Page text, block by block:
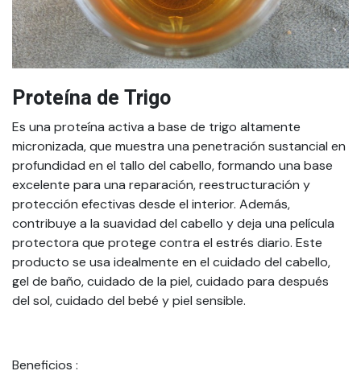
Proteína de Trigo
Es una proteína activa a base de trigo altamente
micronizada, que muestra una penetración sustancial en
profundidad en el tallo del cabello, formando una base
excelente para una reparación, reestructuración y
protección efectivas desde el interior. Además,
contribuye a la suavidad del cabello y deja una película
protectora que protege contra el estrés diario. Este
producto se usa idealmente en el cuidado del cabello,
gel de baño, cuidado de la piel, cuidado para después
del sol, cuidado del bebé y piel sensible.
Beneficios :